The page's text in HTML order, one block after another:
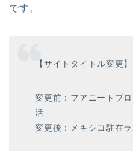
です。
【サイトタイトル変更】
変更前：フアニートブ
活
変更後：メキシコ駐在ラ